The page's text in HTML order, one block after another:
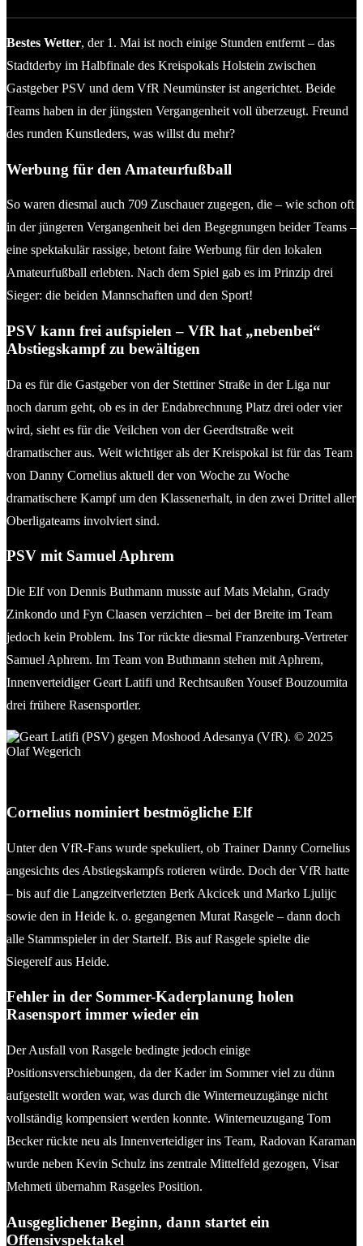
Bestes Wetter, der 1. Mai ist noch einige Stunden entfernt – das
Stadtderby im Halbfinale des Kreispokals Holstein zwischen
Gastgeber PSV und dem VfR Neumünster ist angerichtet. Beide
Teams haben in der jüngsten Vergangenheit voll überzeugt. Freund
des runden Kunstleders, was willst du mehr?
Werbung für den Amateurfußball
So waren diesmal auch 709 Zuschauer zugegen, die – wie schon oft
in der jüngeren Vergangenheit bei den Begegnungen beider Teams –
eine spektakulär rassige, betont faire Werbung für den lokalen
Amateurfußball erlebten. Nach dem Spiel gab es im Prinzip drei
Sieger: die beiden Mannschaften und den Sport!
PSV kann frei aufspielen – VfR hat „nebenbei“
Abstiegskampf zu bewältigen
Da es für die Gastgeber von der Stettiner Straße in der Liga nur
noch darum geht, ob es in der Endabrechnung Platz drei oder vier
wird, sieht es für die Veilchen von der Geerdtstraße weit
dramatischer aus. Weit wichtiger als der Kreispokal ist für das Team
von Danny Cornelius aktuell der von Woche zu Woche
dramatischere Kampf um den Klassenerhalt, in den zwei Drittel aller
Oberligateams involviert sind.
PSV mit Samuel Aphrem
Die Elf von Dennis Buthmann musste auf Mats Melahn, Grady
Zinkondo und Fyn Claasen verzichten – bei der Breite im Team
jedoch kein Problem. Ins Tor rückte diesmal Franzenburg-Vertreter
Samuel Aphrem. Im Team von Buthmann stehen mit Aphrem,
Innenverteidiger Geart Latifi und Rechtsaußen Yousef Bouzoumita
drei frühere Rasensportler.
Cornelius nominiert bestmögliche Elf
Unter den VfR-Fans wurde spekuliert, ob Trainer Danny Cornelius
angesichts des Abstiegskampfs rotieren würde. Doch der VfR hatte
– bis auf die Langzeitverletzten Berk Akcicek und Marko Ljulijc
sowie den in Heide k. o. gegangenen Murat Rasgele – dann doch
alle Stammspieler in der Startelf. Bis auf Rasgele spielte die
Siegerelf aus Heide.
Fehler in der Sommer-Kaderplanung holen
Rasensport immer wieder ein
Der Ausfall von Rasgele bedingte jedoch einige
Positionsverschiebungen, da der Kader im Sommer viel zu dünn
aufgestellt worden war, was durch die Winterneuzugänge nicht
vollständig kompensiert werden konnte. Winterneuzugang Tom
Becker rückte neu als Innenverteidiger ins Team, Radovan Karaman
wurde neben Kevin Schulz ins zentrale Mittelfeld gezogen, Visar
Mehmeti übernahm Rasgeles Position.
Ausgeglichener Beginn, dann startet ein
Offensivspektakel